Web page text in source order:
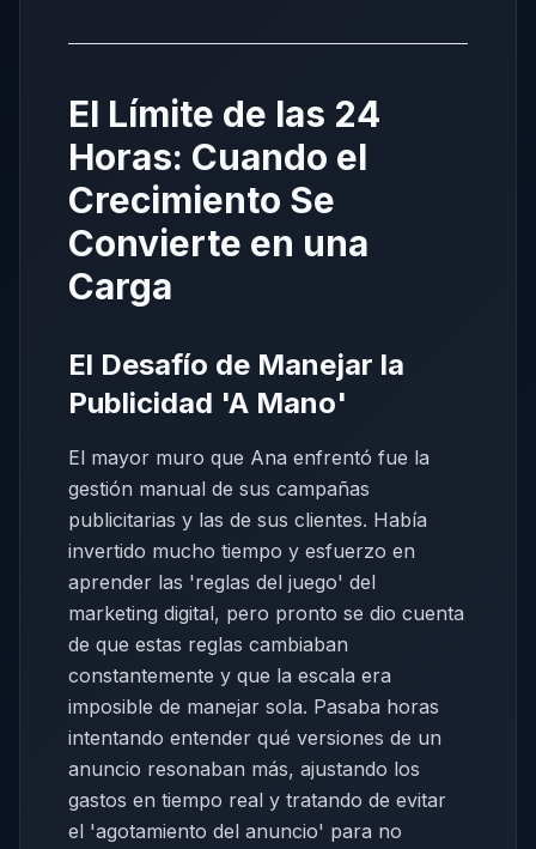
El Límite de las 24
Horas: Cuando el
Crecimiento Se
Convierte en una
Carga
El Desafío de Manejar la
Publicidad 'A Mano'
El mayor muro que Ana enfrentó fue la
gestión manual de sus campañas
publicitarias y las de sus clientes. Había
invertido mucho tiempo y esfuerzo en
aprender las 'reglas del juego' del
marketing digital, pero pronto se dio cuenta
de que estas reglas cambiaban
constantemente y que la escala era
imposible de manejar sola. Pasaba horas
intentando entender qué versiones de un
anuncio resonaban más, ajustando los
gastos en tiempo real y tratando de evitar
el 'agotamiento del anuncio' para no